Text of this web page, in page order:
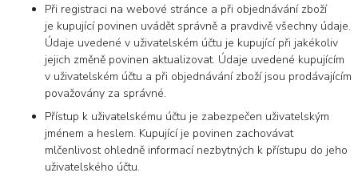
Při registraci na webové stránce a při objednávání zboží
je kupující povinen uvádět správně a pravdivě všechny údaje.
Údaje uvedené v uživatelském účtu je kupující při jakékoliv
jejich změně povinen aktualizovat. Údaje uvedené kupujícím
v uživatelském účtu a při objednávání zboží jsou prodávajícím
považovány za správné.
Přístup k uživatelskému účtu je zabezpečen uživatelským
jménem a heslem. Kupující je povinen zachovávat
mlčenlivost ohledně informací nezbytných k přístupu do jeho
uživatelského účtu.